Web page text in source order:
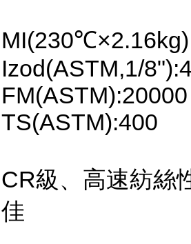
Izod(ASTM,1/
FM(ASTM):20000
TS(ASTM):400
CR級、高速紡絲
佳